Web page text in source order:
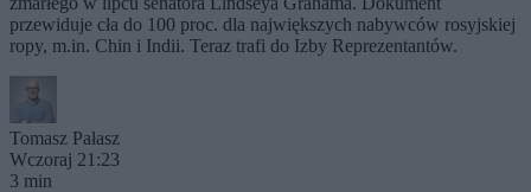
przewiduje cła do 100 proc. dla największych nabywców rosyjskiej
ropy, m.in. Chin i Indii. Teraz trafi do Izby Reprezentantów.
Tomasz Pałasz
Wczoraj 21:23
3 min